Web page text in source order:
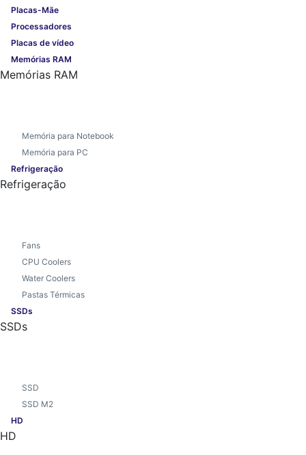
Placas-Mãe
Processadores
Placas de vídeo
Memórias RAM
Memórias RAM
Memória para Notebook
Memória para PC
Refrigeração
Refrigeração
Fans
CPU Coolers
Water Coolers
Pastas Térmicas
SSDs
SSDs
SSD
SSD M2
HD
HD